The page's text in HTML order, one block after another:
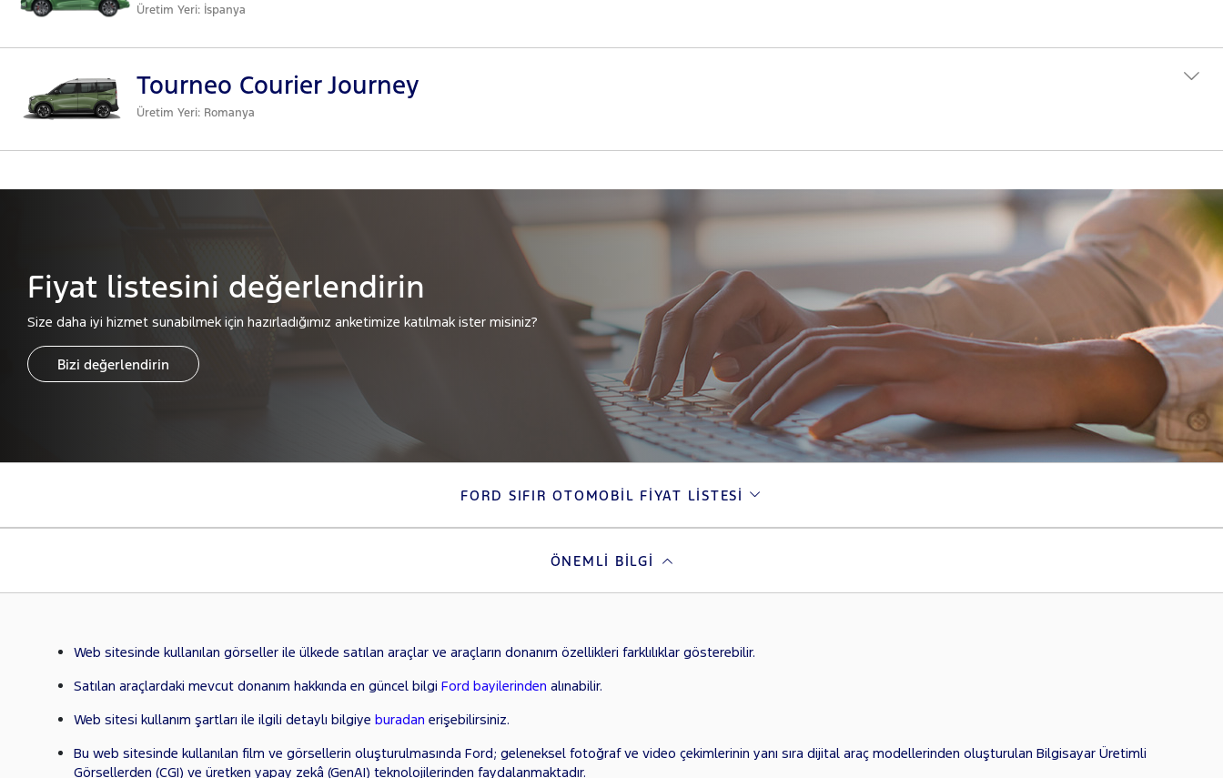
Üretim Yeri: İspanya
Tourneo Courier Journey
Üretim Yeri: Romanya
Fiyat listesini değerlendirin
Size daha iyi hizmet sunabilmek için hazırladığımız anketimize katılmak ister misiniz?
Bizi değerlendirin
FORD SIFIR OTOMOBIL FIYAT LISTESI
ÖNEMLI BILGI
Web sitesinde kullanılan görseller ile ülkede satılan araçlar ve araçların donanım özellikleri farklılıklar gösterebilir.
Satılan araçlardaki mevcut donanım hakkında en güncel bilgi Ford bayilerinden alınabilir.
Web sitesi kullanım şartları ile ilgili detaylı bilgiye buradan erişebilirsiniz.
Bu web sitesinde kullanılan film ve görsellerin oluşturulmasında Ford; geleneksel fotoğraf ve video çekimlerinin yanı sıra dijital araç modellerinden oluşturulan Bilgisayar Üretimli
Görsellerden (CGI) ve üretken yapay zekâ (GenAI) teknolojilerinden faydalanmaktadır.